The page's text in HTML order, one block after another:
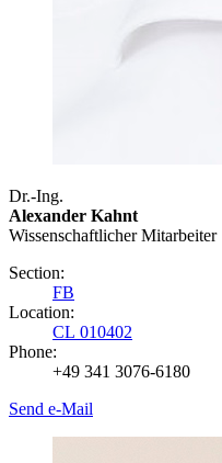
Dr.-Ing.
Alexander Kahnt
Wissenschaftlicher Mitarbeiter
Section:
FB
Location:
CL 010402
Phone:
+49 341 3076-6180
Send e-Mail